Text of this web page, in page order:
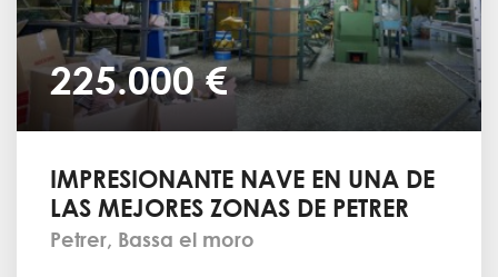
225.000 €
IMPRESIONANTE NAVE EN UNA DE
LAS MEJORES ZONAS DE PETRER
Petrer, Bassa el moro